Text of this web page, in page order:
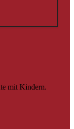
mit Kindern.